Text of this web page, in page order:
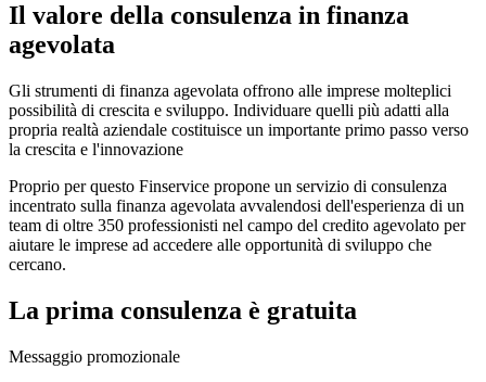
Il valore della consulenza in finanza
agevolata
Gli strumenti di finanza agevolata offrono alle imprese molteplici
possibilità di crescita e sviluppo. Individuare quelli più adatti alla
propria realtà aziendale costituisce un importante primo passo verso
la crescita e l'innovazione
Proprio per questo Finservice propone un servizio di consulenza
incentrato sulla finanza agevolata avvalendosi dell'esperienza di un
team di oltre 350 professionisti nel campo del credito agevolato per
aiutare le imprese ad accedere alle opportunità di sviluppo che
cercano.
La prima consulenza è gratuita
Messaggio promozionale